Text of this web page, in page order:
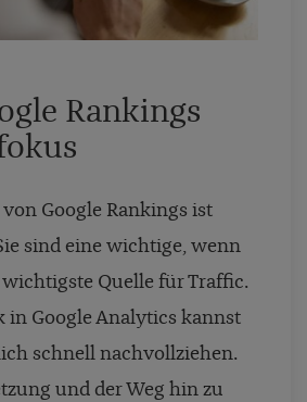
Rankings
Google Rankings ist
sind eine wichtige, wenn
Quelle für Traffic.
in Google Analytics kannst
schnell nachvollziehen.
und der Weg hin zu